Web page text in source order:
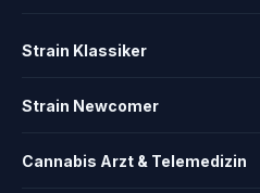
Strain Klassiker
Strain Newcomer
Cannabis Arzt & Telemedizin